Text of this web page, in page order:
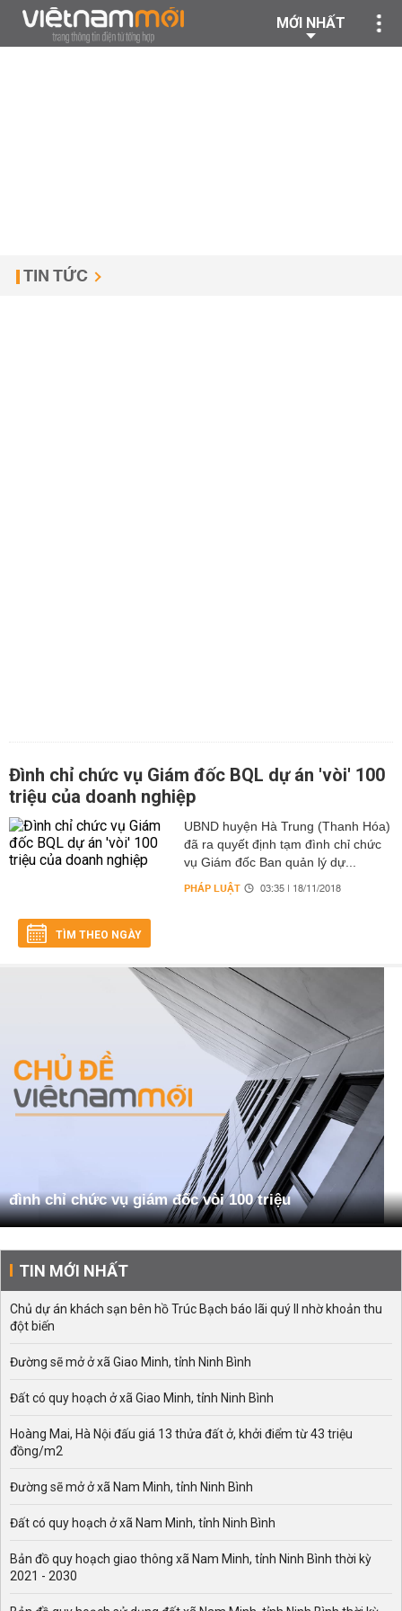
MỚI NHẤT
TIN TỨC
Đình chỉ chức vụ Giám đốc BQL dự án 'vòi' 100
triệu của doanh nghiệp
UBND huyện Hà Trung (Thanh Hóa)
đã ra quyết định tạm đình chỉ chức
vụ Giám đốc Ban quản lý dự...
PHÁP LUẬT 03:35 | 18/11/2018
TÌM THEO NGÀY
đình chỉ chức vụ giám đốc vòi 100 triệu
TIN MỚI NHẤT
Chủ dự án khách sạn bên hồ Trúc Bạch báo lãi quý II nhờ khoản thu
đột biến
Đường sẽ mở ở xã Giao Minh, tỉnh Ninh Bình
Đất có quy hoạch ở xã Giao Minh, tỉnh Ninh Bình
Hoàng Mai, Hà Nội đấu giá 13 thửa đất ở, khởi điểm từ 43 triệu
đồng/m2
Đường sẽ mở ở xã Nam Minh, tỉnh Ninh Bình
Đất có quy hoạch ở xã Nam Minh, tỉnh Ninh Bình
Bản đồ quy hoạch giao thông xã Nam Minh, tỉnh Ninh Bình thời kỳ
2021 - 2030